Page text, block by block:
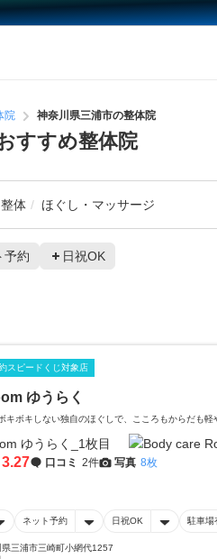
院 神奈川県三浦市の整体院
すすめ整体院
整体 ほぐし・マッサージ
予約 日祝OK
スピードくじ対象店
ゆうらく
キボキしない独自のほぐしで、こころもからだも軽
3.27 口コミ 2件 写真 8枚
ネット予約 日祝OK 駐車場
県三浦市三崎町小網代1257